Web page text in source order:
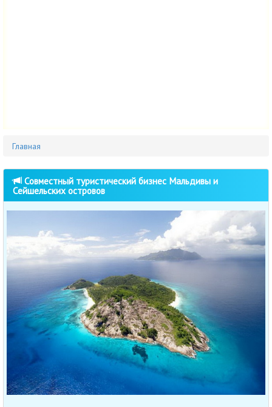
Главная
Совместный туристический бизнес Мальдивы и
Сейшельских островов